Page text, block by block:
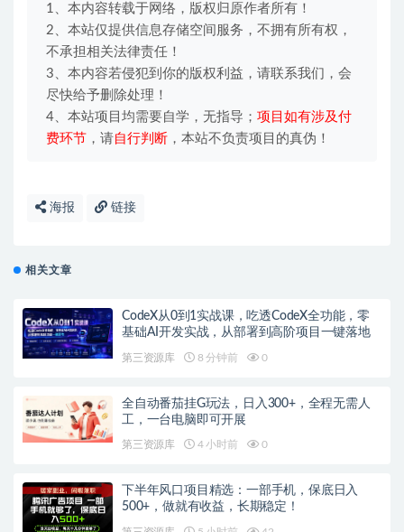
1、本内容转载于网络，版权归原作者所有！
2、本站仅提供信息存储空间服务，不拥有所有权，
不承担相关法律责任！
3、本内容若侵犯到你的版权利益，请联系我们，会
尽快给予删除处理！
4、本站项目均需要自学，无指导； 项目如有涉及付
费环节 ，请自行判断 ，本站不负责项目的真伪！
海报 链接
相关文章
CodeX从0到1实战课，吃透CodeX全功能，零
基础AI开发实战，从部署到高阶项目一键落地
第三资源库 8 分钟前 0
全自动番茄挂G玩法，日入300+，全程无需人
工，一台电脑即可开展
第三资源库 4 小时前 0
下半年风口项目精选：一部手机，保底日入
500+，做就有收益，长期稳定！